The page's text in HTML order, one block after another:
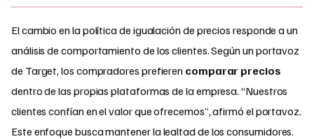
El cambio en la política de igualación de precios responde a un
análisis de comportamiento de los clientes. Según un portavoz
de Target, los compradores prefieren comparar precios
dentro de las propias plataformas de la empresa. “Nuestros
clientes confían en el valor que ofrecemos”, afirmó el portavoz.
Este enfoque busca mantener la lealtad de los consumidores.